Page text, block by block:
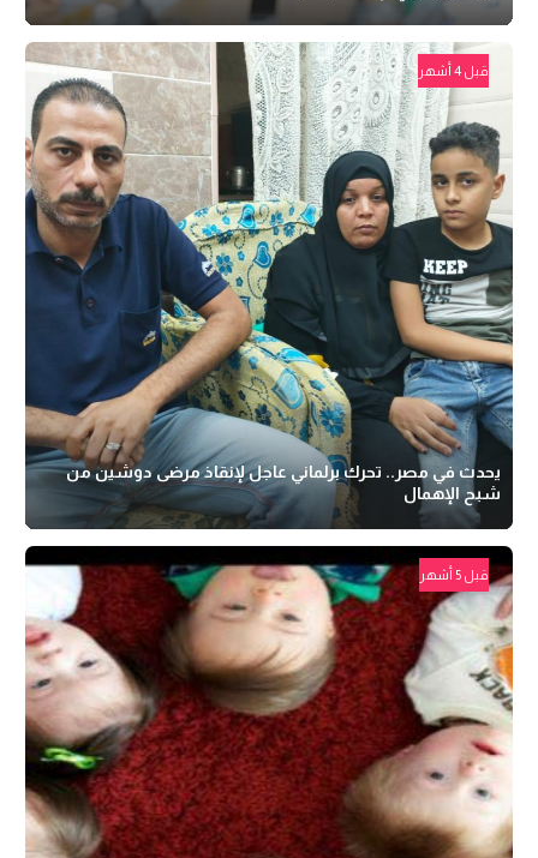
قبل 4 أشهر
يحدث في مصر.. تحرك برلماني عاجل لإنقاذ مرضى دوشين من
شبح الإهمال
قبل 5 أشهر